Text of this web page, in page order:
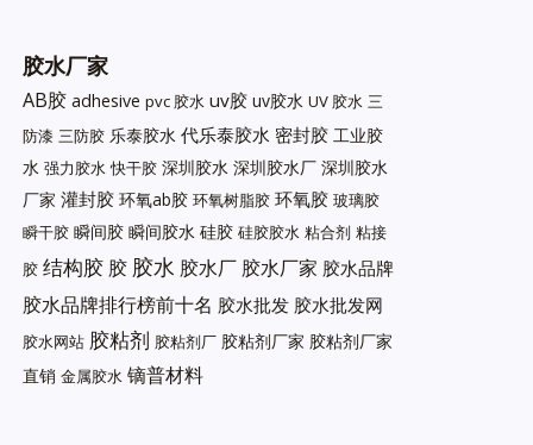
胶水厂家
AB胶 adhesive pvc 胶水 uv胶 uv胶水 UV 胶水 三
防漆 三防胶 乐泰胶水 代乐泰胶水 密封胶 工业胶
水 强力胶水 快干胶 深圳胶水 深圳胶水厂 深圳胶水
厂家 灌封胶 环氧ab胶 环氧树脂胶 环氧胶 玻璃胶
瞬干胶 瞬间胶 瞬间胶水 硅胶 硅胶胶水 粘合剂 粘接
胶 结构胶 胶 胶水 胶水厂 胶水厂家 胶水品牌
胶水品牌排行榜前十名 胶水批发 胶水批发网
胶水网站 胶粘剂 胶粘剂厂 胶粘剂厂家 胶粘剂厂家
直销 金属胶水 镝普材料